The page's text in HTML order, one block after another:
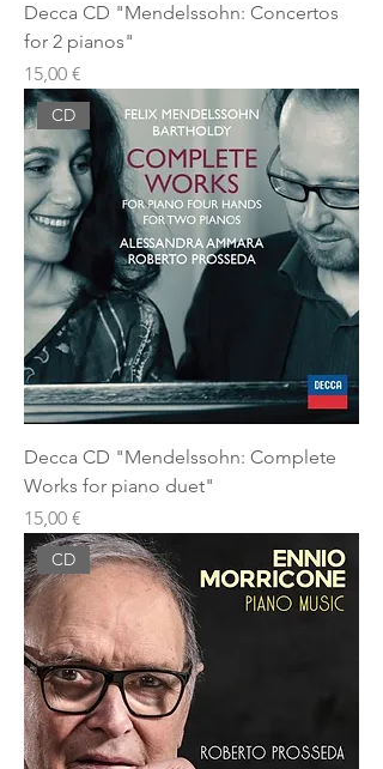
Decca CD "Mendelssohn: Concertos
for 2 pianos"
Prezzo
15,00 €
CD
Decca CD "Mendelssohn: Complete
Works for piano duet"
Prezzo
15,00 €
CD